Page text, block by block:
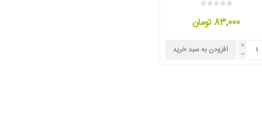
83٬000 تومان
i
h افزودن به سبد خرید